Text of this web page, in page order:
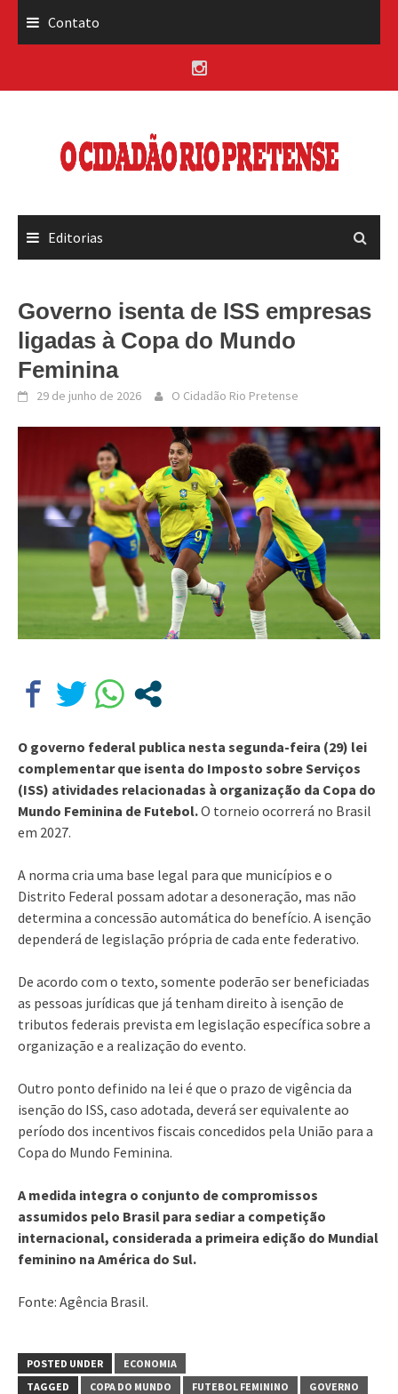
Contato
Editorias
Governo isenta de ISS empresas
ligadas à Copa do Mundo
Feminina
29 de junho de 2026 O Cidadão Rio Pretense
O governo federal publica nesta segunda-feira (29) lei
complementar que isenta do Imposto sobre Serviços
(ISS) atividades relacionadas à organização da Copa do
Mundo Feminina de Futebol.O torneio ocorrerá no Brasil
em 2027.
A norma cria uma base legal para que municípios e o
Distrito Federal possam adotar a desoneração, mas não
determina a concessão automática do benefício. A isenção
dependerá de legislação própria de cada ente federativo.
De acordo com o texto, somente poderão ser beneficiadas
as pessoas jurídicas que já tenham direito à isenção de
tributos federais prevista em legislação específica sobre a
organização e a realização do evento.
Outro ponto definido na lei é que o prazo de vigência da
isenção do ISS, caso adotada, deverá ser equivalente ao
período dos incentivos fiscais concedidos pela União para a
Copa do Mundo Feminina.
A medida integra o conjunto de compromissos
assumidos pelo Brasil para sediar a competição
internacional, considerada a primeira edição do Mundial
feminino na América do Sul.
Fonte: Agência Brasil.
POSTED UNDER
ECONOMIA
TAGGED
COPA DO MUNDO FUTEBOL FEMININO
GOVERNO